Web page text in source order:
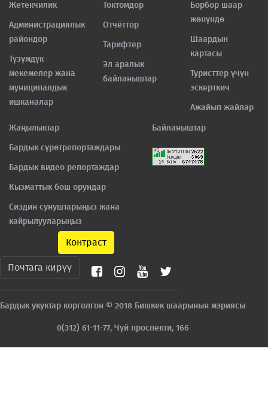
Жетекчилик
Администрациялык
райондор
Түзүмдүк
мекемелер жана
муниципалдык
ишканалар
Токтомдор
Отчёттор
Тарифтер
Эл аралык
байланыштар
Борбор шаар
жөнүндө
Шаардын
картасы
Туристтер үчүн
эскерткич
Ажайып жайлар
Жаңылыктар
Бардык сүрөтрепортаждары
Бардык видео репортаждар
Кызматтык бош орундар
Сиздин сунуштарыңыз жана
кайрылууларыңыз
Байланыштар
Контраст
Почтага кирүү
Бардык укуктар корголгон © 2018 Бишкек шаарынын мэриясы
0(312) 61-11-77, Чүй проспекти, 166